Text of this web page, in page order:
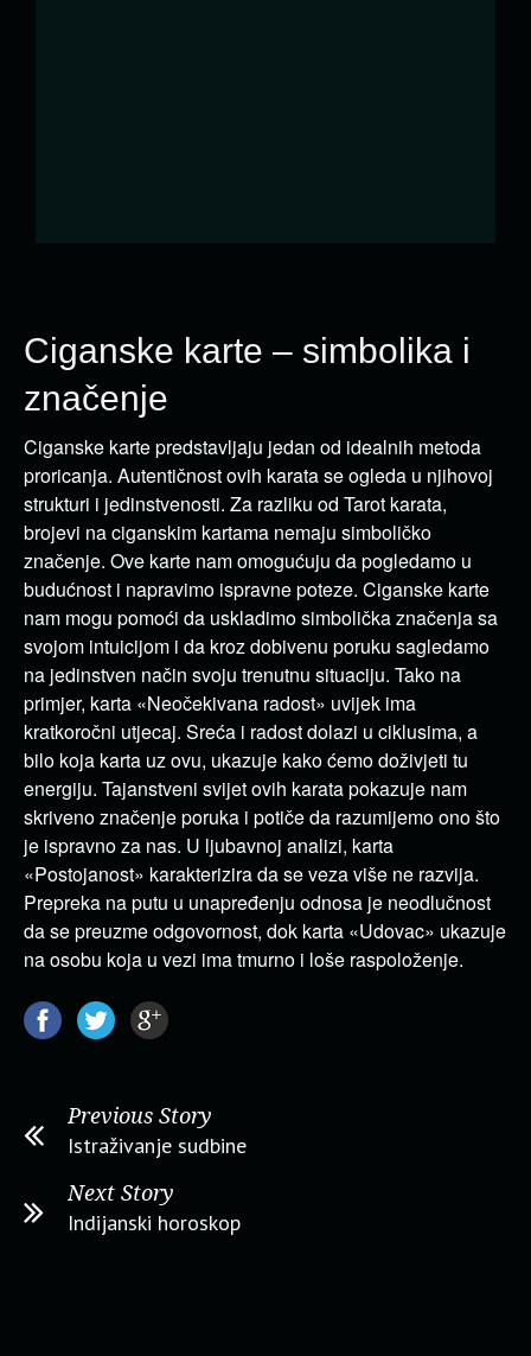
Ciganske karte – simbolika i
značenje
Ciganske karte predstavljaju jedan od idealnih metoda
proricanja. Autentičnost ovih karata se ogleda u njihovoj
strukturi i jedinstvenosti. Za razliku od Tarot karata,
brojevi na ciganskim kartama nemaju simboličko
značenje. Ove karte nam omogućuju da pogledamo u
budućnost i napravimo ispravne poteze. Ciganske karte
nam mogu pomoći da uskladimo simbolička značenja sa
svojom intuicijom i da kroz dobivenu poruku sagledamo
na jedinstven način svoju trenutnu situaciju. Tako na
primjer, karta «Neočekivana radost» uvijek ima
kratkoročni utjecaj. Sreća i radost dolazi u ciklusima, a
bilo koja karta uz ovu, ukazuje kako ćemo doživjeti tu
energiju. Tajanstveni svijet ovih karata pokazuje nam
skriveno značenje poruka i potiče da razumijemo ono što
je ispravno za nas. U ljubavnoj analizi, karta
«Postojanost» karakterizira da se veza više ne razvija.
Prepreka na putu u unapređenju odnosa je neodlučnost
da se preuzme odgovornost, dok karta «Udovac» ukazuje
na osobu koja u vezi ima tmurno i loše raspoloženje.
Previous Story
Istraživanje sudbine
Next Story
Indijanski horoskop